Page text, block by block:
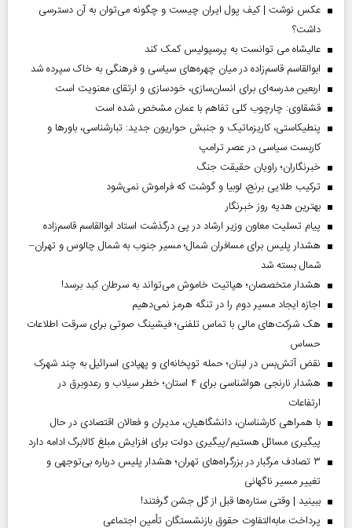
عکس نوشت | کیف پول ایران چیست و چگونه می‌توان به آن دسترسی
داشت؟
عالیشاه می توانست به پرسپولیس کمک کند
ابوالقاسم قاسم‌زاده در میان چهره‌های سیاسی و فرهنگی به خاک سپرده شد
اربعین مدرسه‌ای برای انسان‌سازی، خودسازی و ارتقای معنویت است
قشقاوی: چارچوب کلی تفاهم با عمان مشخص شده است
پنطیکاستی، کاریزماتیک و جنبش حواریون جدید: تبارشناسی، باور‌ها و
کاربست سیاسی در عصر ترامپ
خبرنگاران؛ راویان حقیقت جنگ
ترکیب طلایی برنج، لوبیا و گوشت که فراموش نمی‌شود
بهترین هدیه روز خبرنگار
پیام تسلیت معاون وزیر ارشاد در پی درگذشت استاد ابوالقاسم قاسم‌زاده
هشدار پلیس برای مسافران شمال؛ مسیر جنوب به شمال چالوس و تهران–
شمال بسته شد
هشدار متخصصان؛ هپاتیت خاموش می‌تواند به سرطان کبد برسد!
اجازه ایجاد مسیر دوم را در تنگه هرمز نمی‌دهیم
هک شرکت‌های مالی با تماس تلفنی؛ فیشینگ صوتی برای سرقت اطلاعات
حساس
نقض آتش‌بس در لبنان؛ حمله توپخانه‌ای و پهپادی اسرائیل به چند شهرک
هشدار نارنجی هواشناسی برای ۴ استان؛ خطر سیلاب و رعدوبرق در
ارتفاعات
با همراهی کارشناسان، دانشگاهیان، مدیران و فعالان اقتصادی در حال
پیگیری مسائل هستیم/پیگیری دولت برای افزایش مبلغ کالابرگ ادامه دارد
۳ تصادف مرگبار در بزرگراه‌های تهران؛ هشدار پلیس درباره بی‌توجهی و
تغییر مسیر ناگهانی
ببینید | وقتی ستاره‌ها قبل از گل جشن گرفتند!
پرداخت مابه‌التفاوت حقوق بازنشستگان تأمین اجتماعی